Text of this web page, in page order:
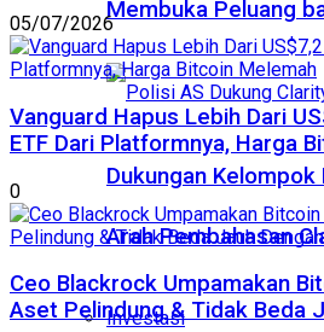
Membuka Peluang
Dukungan
Arah Pembahasan
Investasi
05/07/2026
Vanguard Hapus Lebih Dari
ETF Dari Platformnya, Harga
0
Ceo Blackrock Umpamakan
Aset Pelindung & Tidak Beda